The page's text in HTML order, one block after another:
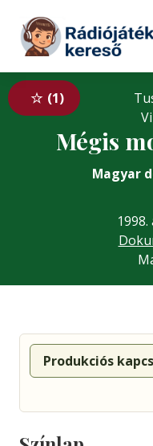
Tovább a tartalomhoz
1
Mégis
Magyar
Produkciós